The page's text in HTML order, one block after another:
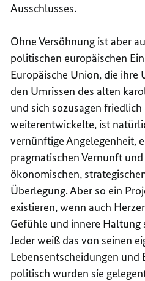
Ausschlusses.
Ohne Versöhnung ist aber
politischen europäischen
Europäische Union, die ihre
den Umrissen des alten
und sich sozusagen
weiterentwickelte, ist
vernünftige Angelegenheit,
pragmatischen Vernunft
ökonomischen,
Überlegung. Aber so ein
existieren, wenn auch
Gefühle und innere Haltung
Jeder weiß das von seinen
Lebensentscheidungen und
politisch wurden sie